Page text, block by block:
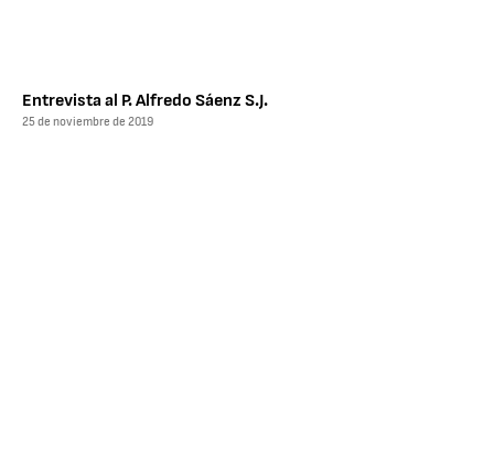
Entrevista al P. Alfredo Sáenz S.J.
25 de noviembre de 2019